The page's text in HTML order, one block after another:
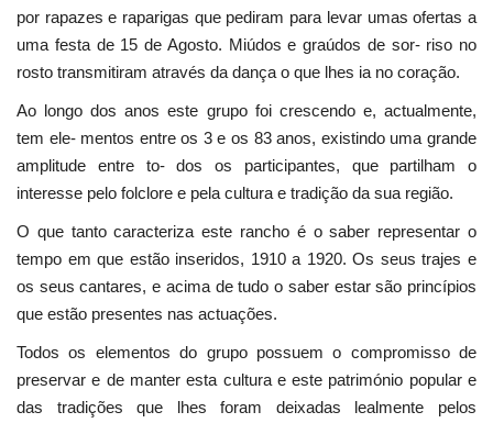
por rapazes e raparigas que pediram para levar umas ofertas a
uma festa de 15 de Agosto. Miúdos e graúdos de sor- riso no
rosto transmitiram através da dança o que lhes ia no coração.
Ao longo dos anos este grupo foi crescendo e, actualmente,
tem ele- mentos entre os 3 e os 83 anos, existindo uma grande
amplitude entre to- dos os participantes, que partilham o
interesse pelo folclore e pela cultura e tradição da sua região.
O que tanto caracteriza este rancho é o saber representar o
tempo em que estão inseridos, 1910 a 1920. Os seus trajes e
os seus cantares, e acima de tudo o saber estar são princípios
que estão presentes nas actuações.
Todos os elementos do grupo possuem o compromisso de
preservar e de manter esta cultura e este património popular e
das tradições que lhes foram deixadas lealmente pelos